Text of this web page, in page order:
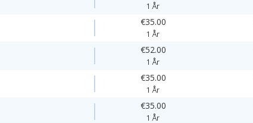
1 År
€35.00
1 År
€52.00
1 År
€35.00
1 År
€35.00
1 År